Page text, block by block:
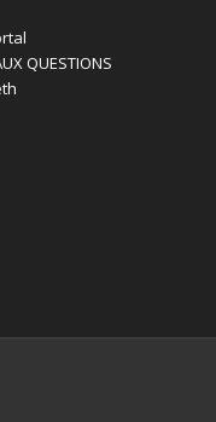
QUESTIONS